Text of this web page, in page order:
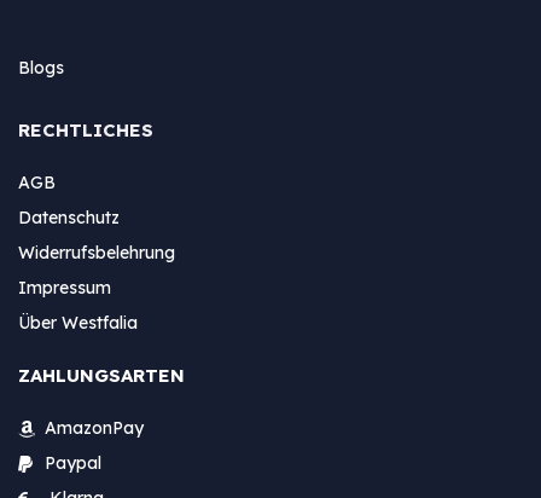
Blogs
RECHTLICHES
AGB
Datenschutz
Widerrufsbelehrung
Impressum
Über Westfalia
ZAHLUNGSARTEN
AmazonPay
Paypal